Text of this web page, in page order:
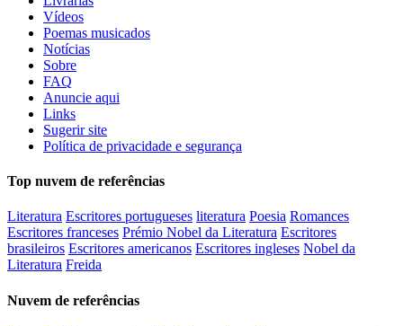
Vídeos
Poemas musicados
Notícias
Sobre
FAQ
Anuncie aqui
Links
Sugerir site
Política de privacidade e segurança
Top nuvem de referências
Literatura Escritores portugueses literatura Poesia Romances
Escritores franceses Prémio Nobel da Literatura Escritores
brasileiros Escritores americanos Escritores ingleses Nobel da
Literatura Freida
Nuvem de referências